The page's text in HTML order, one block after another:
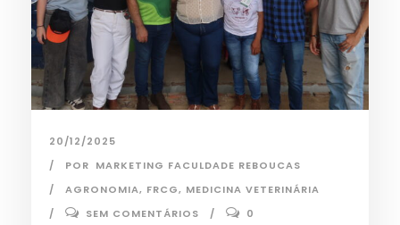
20/12/2025
POR MARKETING FACULDADE REBOUCAS
AGRONOMIA, FRCG, MEDICINA VETERINÁRIA
SEM COMENTÁRIOS
0